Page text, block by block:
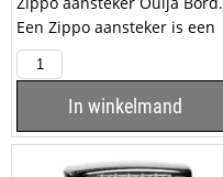
Een Zippo aansteker is een
kwalitatief
goede aansteker met...
In winkelmand